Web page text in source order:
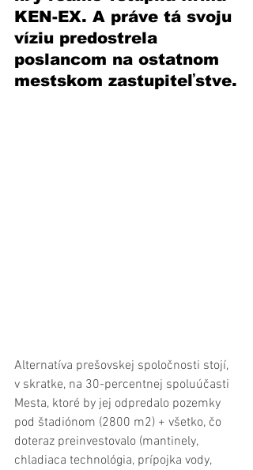
KEN-EX. A práve tá svoju
víziu predostrela
poslancom na ostatnom
mestskom zastupiteľstve.
Alternatíva prešovskej spoločnosti stojí,
v skratke, na 30-percentnej spoluúčasti
Mesta, ktoré by jej odpredalo pozemky
pod štadiónom (2800 m2) + všetko, čo
doteraz preinvestovalo (mantinely,
chladiaca technológia, prípojka vody,